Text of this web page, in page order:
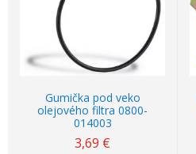
Gumička pod veko
olejového filtra 0800-
014003
3,69 €